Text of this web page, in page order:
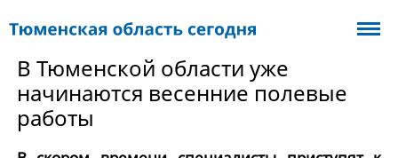
В Тюменской области уже
начинаются весенние полевые
работы